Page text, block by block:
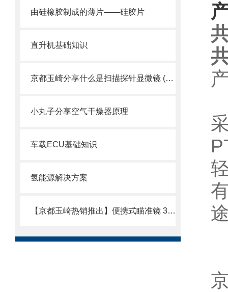
由硅橡胶制成的薄片——硅胶片
直升机基础知识
京都玉崎分享什么是扫描探针显微镜 (SPM)？
小丸子分享空气干燥器原理
车载ECU基础知识
氢能源解决方案
【京都玉崎热销推出】便携式瞄准镜 3.9φ